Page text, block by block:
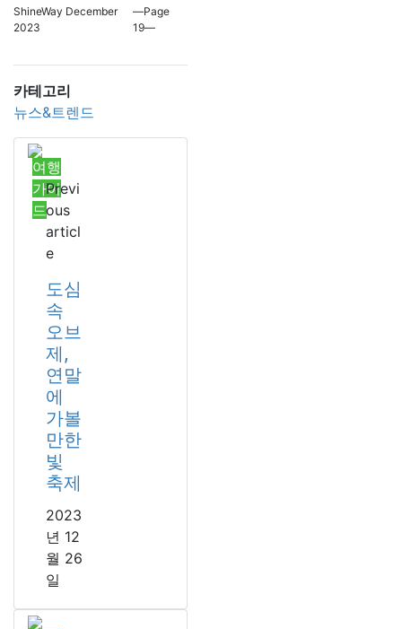
ShineWay December
2023
―Page
19―
카테고리
뉴스&트렌드
여행
가이
드
Previ
ous
articl
e
도심
속
오브
제,
연말
에
가볼
만한
빛
축제
2023
년 12
월 26
일